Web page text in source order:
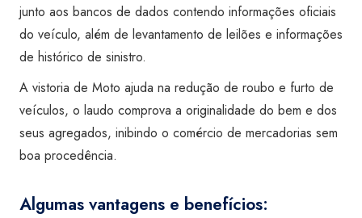
junto aos bancos de dados contendo informações oficiais
do veículo, além de levantamento de leilões e informações
de histórico de sinistro.
A vistoria de Moto ajuda na redução de roubo e furto de
veículos, o laudo comprova a originalidade do bem e dos
seus agregados, inibindo o comércio de mercadorias sem
boa procedência.
Algumas vantagens e benefícios: